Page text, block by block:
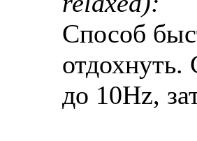
Способ
отдохнуть.
до 10Hz,